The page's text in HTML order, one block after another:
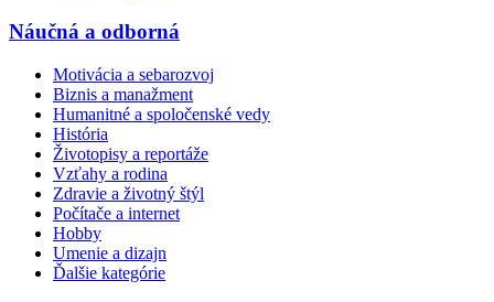
Náučná a odborná
Motivácia a sebarozvoj
Biznis a manažment
Humanitné a spoločenské vedy
História
Životopisy a reportáže
Vzťahy a rodina
Zdravie a životný štýl
Počítače a internet
Hobby
Umenie a dizajn
Ďalšie kategórie